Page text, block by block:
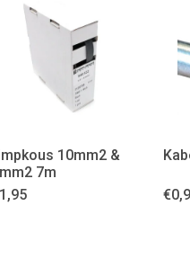
10mm2 &
7m
€